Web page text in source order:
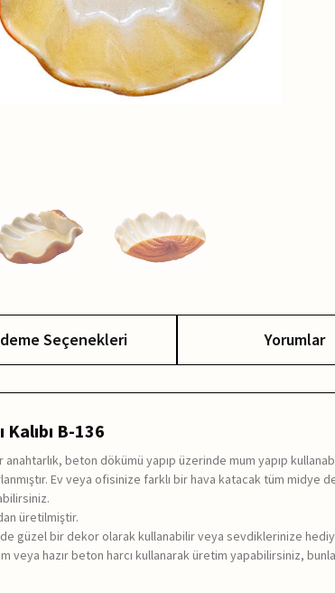
Seçenekleri Yorumlar
B-136
beton dökümü yapıp üzerinde mum yapıp
Ev veya ofisinize farklı bir hava katacak tüm midye
üretilmiştir.
güzel bir dekor olarak kullanabilir veya sevdiklerinize
veya hazır beton harcı kullanarak üretim yapabilirsiniz,